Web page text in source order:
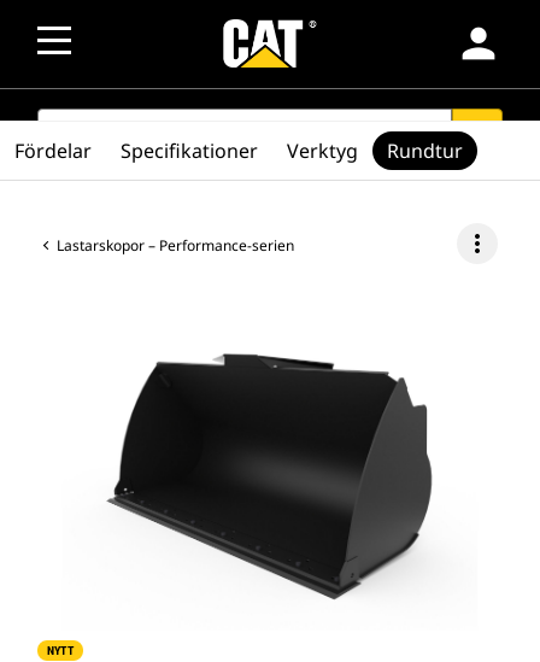
person
SEARCH search
Lastarskopor – Performance-serien more_vert
NYTT
Fördelar Specifikationer Verktyg Rundtur